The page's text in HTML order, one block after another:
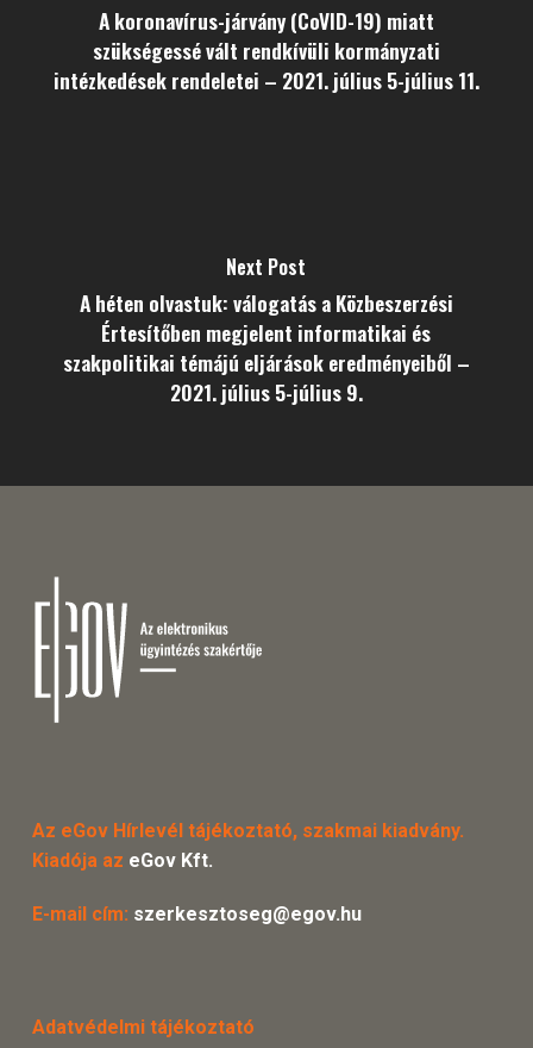
A koronavírus-járvány (CoVID-19) miatt
szükségessé vált rendkívüli kormányzati
intézkedések rendeletei – 2021. július 5-július 11.
Next Post
A héten olvastuk: válogatás a Közbeszerzési
Értesítőben megjelent informatikai és
szakpolitikai témájú eljárások eredményeiből –
2021. július 5-július 9.
Az eGov Hírlevél tájékoztató, szakmai kiadvány.
Kiadója az eGov Kft.
E-mail cím: szerkesztoseg@egov.hu
Adatvédelmi tájékoztató